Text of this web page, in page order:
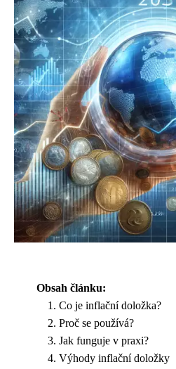
Obsah článku:
Co je inflační doložka?
Proč se používá?
Jak funguje v praxi?
Výhody inflační doložky